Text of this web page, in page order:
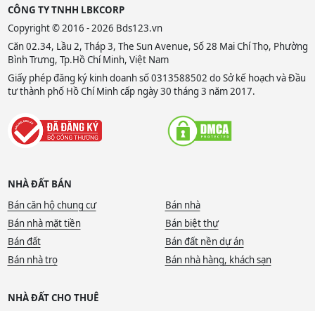
CÔNG TY TNHH LBKCORP
Copyright © 2016 - 2026 Bds123.vn
Căn 02.34, Lầu 2, Tháp 3, The Sun Avenue, Số 28 Mai Chí Thọ, Phường
Bình Trưng, Tp.Hồ Chí Minh, Việt Nam
Giấy phép đăng ký kinh doanh số 0313588502 do Sở kế hoạch và Đầu
tư thành phố Hồ Chí Minh cấp ngày 30 tháng 3 năm 2017.
NHÀ ĐẤT BÁN
Bán căn hộ chung cư
Bán nhà
Bán nhà mặt tiền
Bán biệt thự
Bán đất
Bán đất nền dự án
Bán nhà trọ
Bán nhà hàng, khách sạn
NHÀ ĐẤT CHO THUÊ